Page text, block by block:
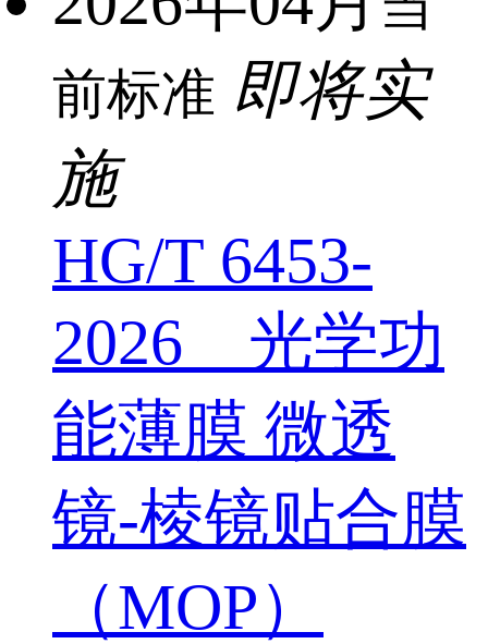
前标准 即将实
施
HG/T 6453-
2026 光学功
能薄膜 微透
镜-棱镜贴合膜
（MOP）